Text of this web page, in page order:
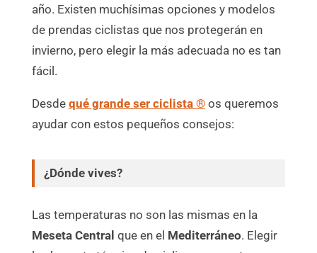
año. Existen muchísimas opciones y modelos
de prendas ciclistas que nos protegerán en
invierno, pero elegir la más adecuada no es tan
fácil.
Desde qué grande ser ciclista ®os queremos
ayudar con estos pequeños consejos:
¿Dónde vives?
Las temperaturas no son las mismas en la
Meseta Central que en el Mediterráneo. Elegir